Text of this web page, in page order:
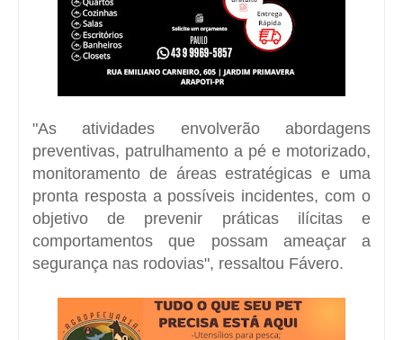
"As atividades envolverão abordagens
preventivas, patrulhamento a pé e motorizado,
monitoramento de áreas estratégicas e uma
pronta resposta a possíveis incidentes, com o
objetivo de prevenir práticas ilícitas e
comportamentos que possam ameaçar a
segurança nas rodovias", ressaltou Fávero.